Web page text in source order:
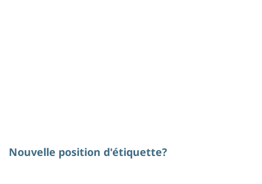
Nouvelle position d'étiquette?